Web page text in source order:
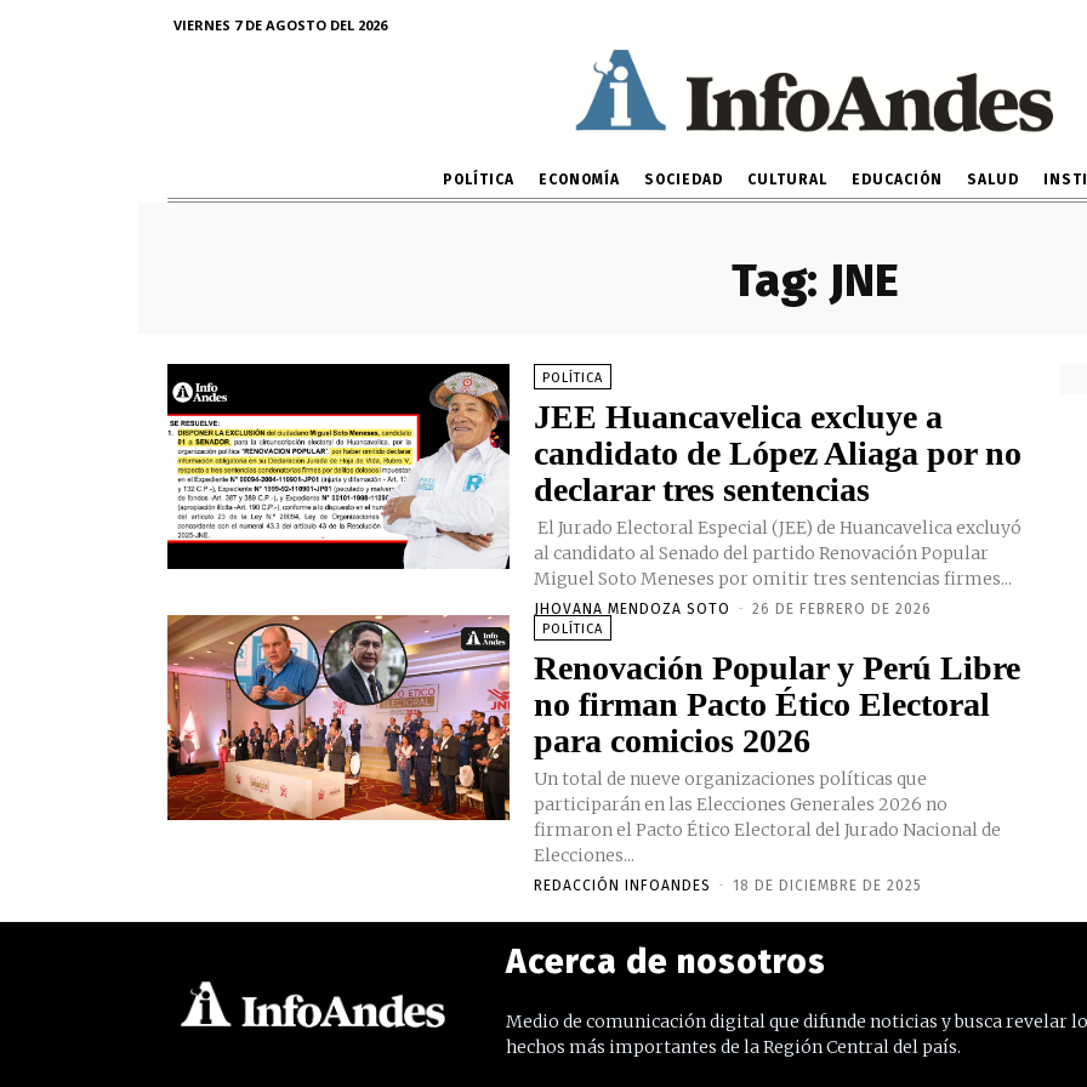
VIERNES 7 DE AGOSTO DEL 2026
POLÍTICA ECONOMÍA SOCIEDAD CULTURAL EDUCACIÓN SALUD
Tag: JNE
POLÍTICA
JEE Huancavelica excluye a
candidato de López Aliaga por no
declarar tres sentencias
El Jurado Electoral Especial (JEE) de Huancavelica excluyó
al candidato al Senado del partido Renovación Popular
Miguel Soto Meneses por omitir tres sentencias firmes...
JHOVANA MENDOZA SOTO - 26 DE FEBRERO DE 2026
POLÍTICA
Renovación Popular y Perú Libre
no firman Pacto Ético Electoral
para comicios 2026
Un total de nueve organizaciones políticas que
participarán en las Elecciones Generales 2026 no
firmaron el Pacto Ético Electoral del Jurado Nacional de
Elecciones...
REDACCIÓN INFOANDES - 18 DE DICIEMBRE DE 2025
Acerca de nosotros
Medio de comunicación digital que difunde noticias y busca revelar
hechos más importantes de la Región Central del país.